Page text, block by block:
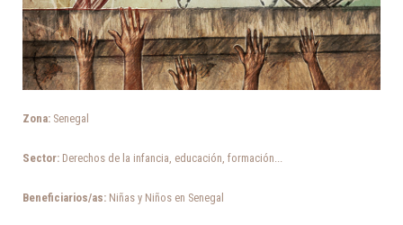
Zona: Senegal
Sector: Derechos de la infancia, educación, formación...
Beneficiarios/as: Niñas y Niños en Senegal